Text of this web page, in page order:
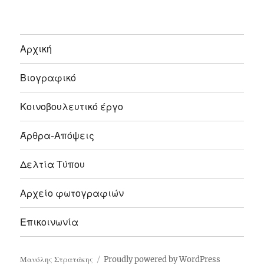
Αρχική
Βιογραφικό
Κοινοβουλευτικό έργο
Άρθρα-Απόψεις
Δελτία Τύπου
Αρχείο φωτογραφιών
Επικοινωνία
Μανόλης Στρατάκης Proudly powered by WordPress